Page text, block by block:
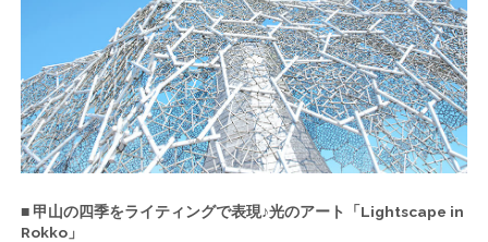
■ 甲山の四季をライティングで表現♪光のアート「Lightscape in
Rokko」